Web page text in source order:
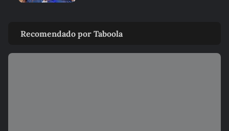
música viral criada por...
COPA DO MUNDO DA FIFA 2026
Recomendado por Taboola